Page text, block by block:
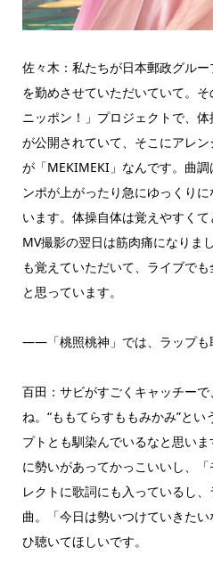
佐々木：私たちが日本郵政グル
を勤めさせていただいていて。
ニッポン！」プロジェクトで、
が公開されていて、そこにアレ
が「MEKIMEKI」なんです。曲
ンポが上がったり急にゆっくり
います。体操自体は覚えやすくて
MV撮影の翌日は筋肉痛になりま
も覚えていただいて、ライブで
と思っています。
――「桃照桃神」では、ラップも
百田：サビがすごくキャッチー
ね。“ももてらすももみかみ”と
プトとも馴染んでいるなと思い
に勢いがあってかっこいいし、
レクトに歌詞にも入っているし
曲。「今日は勢いつけていきた
ひ聴いてほしいです。